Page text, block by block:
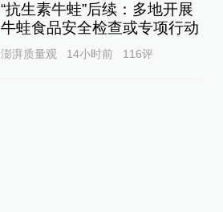
“抗生素牛蛙”后续：多地开展
牛蛙食品安全检查或专项行动
澎湃质量观 14小时前 116评